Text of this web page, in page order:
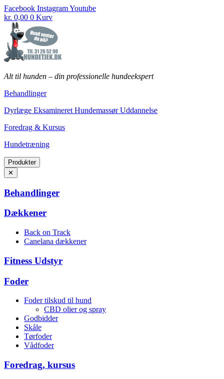
Fortsæt
til
indhold
Facebook InstagramYoutube
kr. 0,00 0 Kurv
Alt til hunden – din professionelle hundeekspert
Behandlinger
Dyrlæge Eksamineret Hundemassør Uddannelse
Foredrag & Kursus
Hundetræning
Produkter
✕
Behandlinger
Dækkener
Back on Track
Canelana dækkener
Fitness Udstyr
Foder
Foder tilskud til hund
CBD olier og spray
Godbidder
Skåle
Tørfoder
Vådfoder
Foredrag, kursus